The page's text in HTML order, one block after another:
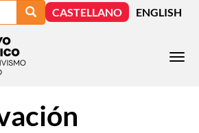
BuscarCASTELLANO ENGLISH